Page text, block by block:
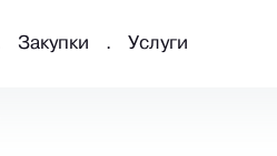
Закупки Услуги